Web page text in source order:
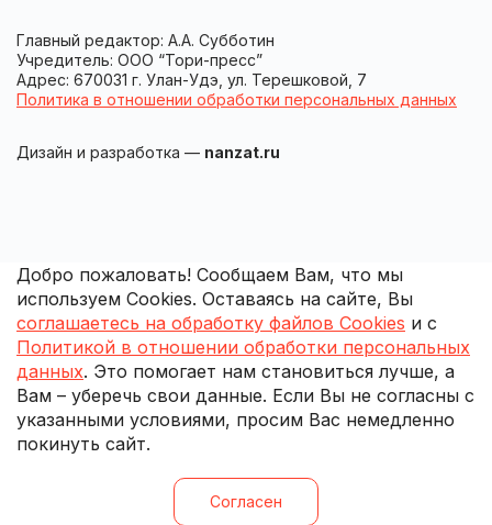
Главный редактор: А.А. Субботин
Учредитель: ООО “Тори-пресс”
Адрес: 670031 г. Улан-Удэ, ул. Терешковой, 7
Политика в отношении обработки персональных данных
Дизайн и разработка — nanzat.ru
Добро пожаловать! Сообщаем Вам, что мы
используем Cookies. Оставаясь на сайте, Вы
соглашаетесь на обработку файлов Cookies и с
Политикой в отношении обработки персональных
данных. Это помогает нам становиться лучше, а
Вам – уберечь свои данные. Если Вы не согласны с
указанными условиями, просим Вас немедленно
покинуть сайт.
Согласен